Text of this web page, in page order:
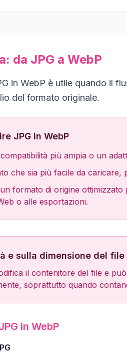
da JPG a WebP
in WebP è utile quando il
del formato originale.
JPG in WebP
più ampia o un
che sia più facile da
formato di origine
o alle esportazioni.
e sulla dimensione del file
il contenitore del file e
soprattutto quando
in WebP